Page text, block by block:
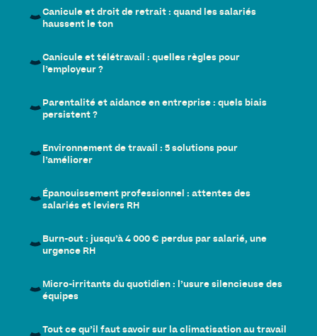
Canicule et droit de retrait : quand les salariés
haussent le ton
Canicule et télétravail : quelles règles pour
l’employeur ?
Parentalité et aidance en entreprise : quels biais
persistent ?
Environnement de travail : 5 solutions pour
l’améliorer
Épanouissement professionnel : attentes des
salariés et leviers RH
Burn-out : jusqu’à 4 000 € perdus par salarié, une
urgence RH
Micro-irritants du quotidien : l’usure silencieuse des
équipes
Tout ce qu’il faut savoir sur la climatisation au travail